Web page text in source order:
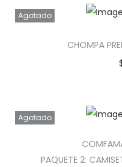
Agotado
CHOMPA
Agotado
PAQUETE 2: